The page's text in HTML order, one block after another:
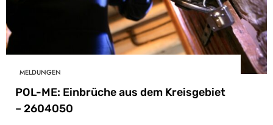
MELDUNGEN
POL-ME: Einbrüche aus dem Kreisgebiet
– 2604050